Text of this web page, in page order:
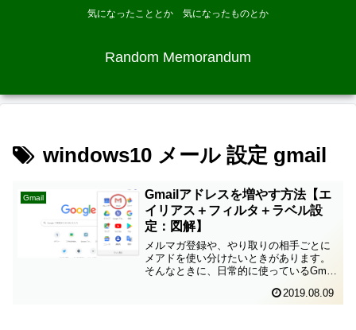
気になったこととか 気になったものとか
Random Memorandum
windows10 メール 設定 gmail
Gmail
Gmailアドレスを増やす方法【エ
イリアス＋フィルタ＋ラベル設
定：図解】
メルマガ登録や、やり取りの相手ごとに
メアドを使い分けたいときがあります。
そんなときに、日常的に使っているGmail
るととても便利です。この記事では、
2019.08.09